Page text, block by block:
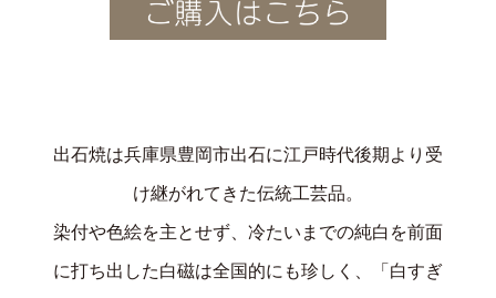
出石焼は兵庫県豊岡市出石に江戸時代後期より受
け継がれてきた伝統工芸品。
染付や色絵を主とせず、冷たいまでの純白を前面
に打ち出した白磁は全国的にも珍しく、「白すぎ